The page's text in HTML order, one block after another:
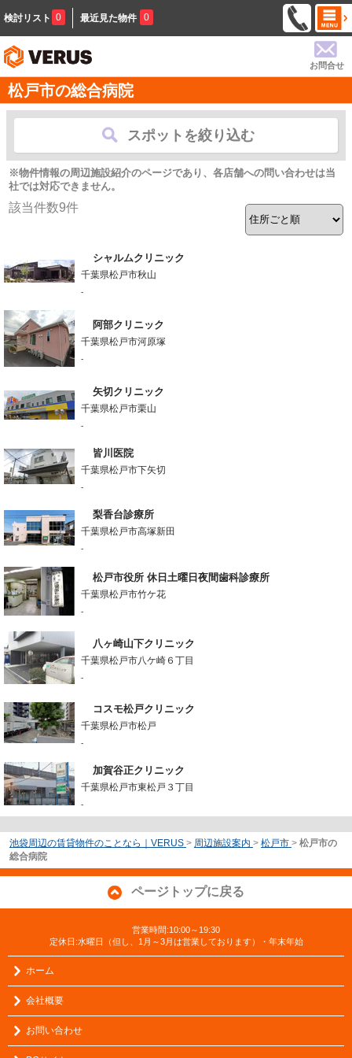
検討リスト 0 最近見た物件 0
お問合せ
松戸市の総合病院
スポットを絞り込む
※物件情報の周辺施設紹介のページであり、各店舗への問い合わせは当
社では対応できません。
該当件数9件
シャルムクリニック
千葉県松戸市秋山
-
阿部クリニック
千葉県松戸市河原塚
-
矢切クリニック
千葉県松戸市栗山
-
皆川医院
千葉県松戸市下矢切
-
梨香台診療所
千葉県松戸市高塚新田
-
松戸市役所 休日土曜日夜間歯科診療所
千葉県松戸市竹ケ花
-
八ヶ崎山下クリニック
千葉県松戸市八ケ崎６丁目
-
コスモ松戸クリニック
千葉県松戸市松戸
-
加賀谷正クリニック
千葉県松戸市東松戸３丁目
-
池袋周辺の賃貸物件のことなら｜VERUS > 周辺施設案内 > 松戸市 > 松戸市の
総合病院
ページトップに戻る
営業時間:10:00～19:30
定休日:水曜日（但し、1月～3月は営業しております）・年末年始
ホーム
会社概要
お問い合わせ